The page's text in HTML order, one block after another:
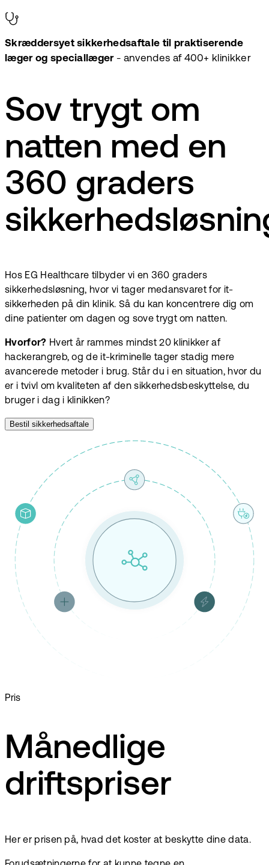
Skræddersyet sikkerhedsaftale til praktiserende
læger og speciallæger- anvendes af 400+ klinikker
Sov trygt om
natten med en
360 graders
Hos EG Healthcare tilbyder vi en 360 graders
sikkerhedsløsning, hvor vi tager medansvaret for it-
sikkerheden på din klinik. Så du kan koncentrere dig om
dine patienter om dagen og sove trygt om natten.
Hvorfor? Hvert år rammes mindst 20 klinikker af
hackerangreb, og de it-kriminelle tager stadig mere
avancerede metoder i brug. Står du i en situation, hvor du
er i tvivl om kvaliteten af den sikkerhedsbeskyttelse, du
bruger i dag i klinikken?
Bestil sikkerhedsaftale
Pris
Månedlige
driftspriser
Her er prisen på, hvad det koster at beskytte dine data.